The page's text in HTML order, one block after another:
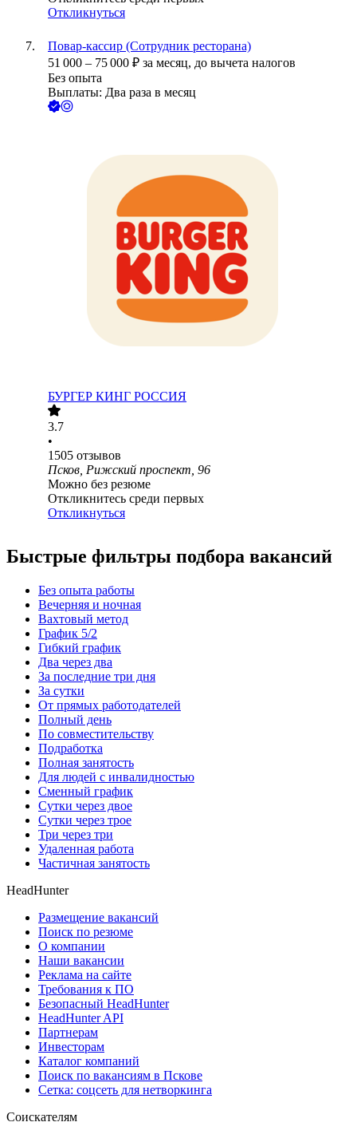
Откликнуться
Повар-кассир (Сотрудник ресторана)
51 000 – 75 000 ₽ за месяц, до вычета налогов
Без опыта
Выплаты: Два раза в месяц
БУРГЕР КИНГ РОССИЯ
3.7
•
1505 отзывов
Псков, Рижский проспект, 96
Можно без резюме
Откликнитесь среди первых
Откликнуться
Быстрые фильтры подбора вакансий
Без опыта работы
Вечерняя и ночная
Вахтовый метод
График 5/2
Гибкий график
Два через два
За последние три дня
За сутки
От прямых работодателей
Полный день
По совместительству
Подработка
Полная занятость
Для людей с инвалидностью
Сменный график
Сутки через двое
Сутки через трое
Три через три
Удаленная работа
Частичная занятость
HeadHunter
Размещение вакансий
Поиск по резюме
О компании
Наши вакансии
Реклама на сайте
Требования к ПО
Безопасный HeadHunter
HeadHunter API
Партнерам
Инвесторам
Каталог компаний
Поиск по вакансиям в Пскове
Сетка: соцсеть для нетворкинга
Соискателям